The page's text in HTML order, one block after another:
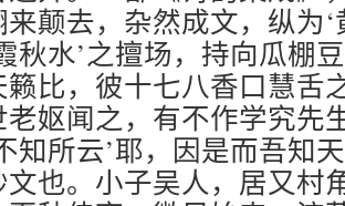
颠去，杂然成文，纵为‘
秋水’之擅场，持向瓜棚
籁比，彼十七八香口慧舌
老妪闻之，有不作学究先
知所云’耶，因是而吾知
文也。小子吴人，居又村